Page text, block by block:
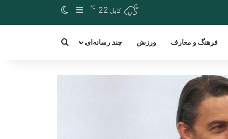
کابل 22
℃
Sidebar
فرهنگ و معارف ورزش چند رسانه‌ای for a word